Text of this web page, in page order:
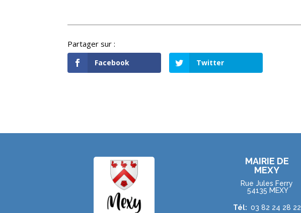
Facebook Twitter
MAIRIE DE
MEXY
Rue Jules Ferry
54135 MEXY
Tél: 03 82 24 28 22